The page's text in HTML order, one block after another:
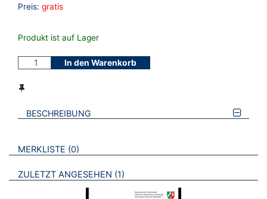
Preis: gratis
Produkt ist auf Lager
In den Warenkorb
BESCHREIBUNG
VERWEISE AUF VERMERKTE- ODER ZULETZT ANGESEHENE
MERKLISTE 0 BROSCHÜREN
ZULETZT ANGESEHEN 1 BROSCHÜREN